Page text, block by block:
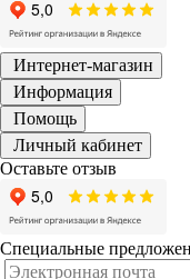
Интернет-магазин
Информация
Помощь
Личный кабинет
Оставьте отзыв
Специальные